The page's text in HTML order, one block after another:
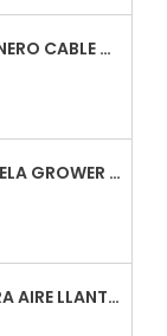
PRISIONERO CABLE CAMBIO VESPA
ARANDELA GROWER M7 INOX VESPA
CÁMARA AIRE LLANTA 10 VESPA